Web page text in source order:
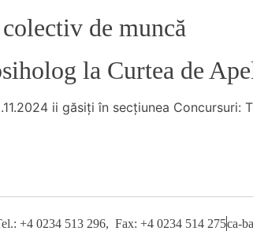
de muncă
la Curtea de
ii găsiţi în secţiunea Concursuri:
+4 0234 513 296, Fax: +4 0234 514 275ca-